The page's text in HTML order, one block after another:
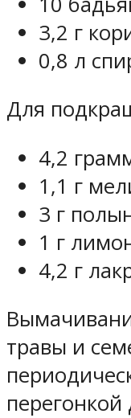
3,2 г
0,8 л
Для
4,2
1,1 г
3 г
1 г
4,2 г
травы и